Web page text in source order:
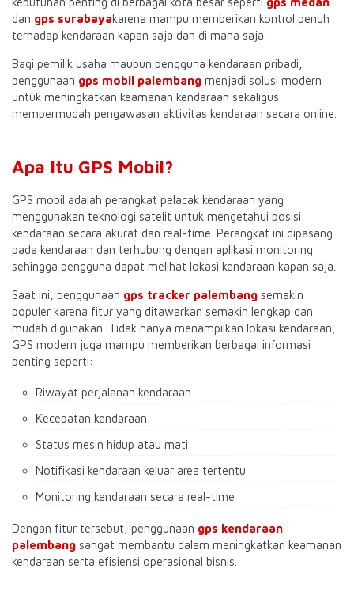
dan gps surabayakarena mampu memberikan kontrol penuh
terhadap kendaraan kapan saja dan di mana saja.
Bagi pemilik usaha maupun pengguna kendaraan pribadi,
penggunaan gps mobil palembang menjadi solusi modern
untuk meningkatkan keamanan kendaraan sekaligus
mempermudah pengawasan aktivitas kendaraan secara online.
Apa Itu GPS Mobil?
GPS mobil adalah perangkat pelacak kendaraan yang
menggunakan teknologi satelit untuk mengetahui posisi
kendaraan secara akurat dan real-time. Perangkat ini dipasang
pada kendaraan dan terhubung dengan aplikasi monitoring
sehingga pengguna dapat melihat lokasi kendaraan kapan saja.
Saat ini, penggunaan gps tracker palembang semakin
populer karena fitur yang ditawarkan semakin lengkap dan
mudah digunakan. Tidak hanya menampilkan lokasi kendaraan,
GPS modern juga mampu memberikan berbagai informasi
penting seperti:
Riwayat perjalanan kendaraan
Kecepatan kendaraan
Status mesin hidup atau mati
Notifikasi kendaraan keluar area tertentu
Monitoring kendaraan secara real-time
Dengan fitur tersebut, penggunaan gps kendaraan
palembang sangat membantu dalam meningkatkan keamanan
kendaraan serta efisiensi operasional bisnis.